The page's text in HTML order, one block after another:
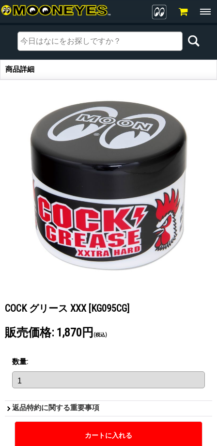
商品詳細
商品詳細
COCK グリース XXX [KG095CG]
販売価格: 1,870円 (税込)
数量:
返品特約に関する重要事項